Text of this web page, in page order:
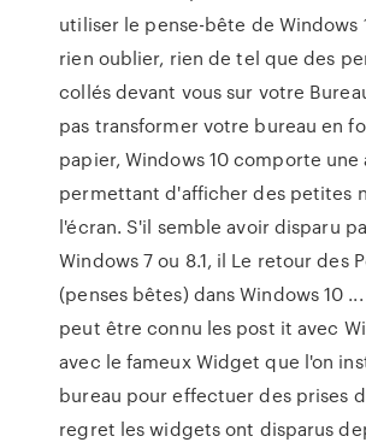
utiliser le pense-bête de Windows
rien oublier, rien de tel que des
collés devant vous sur votre
pas transformer votre bureau en
papier, Windows 10 comporte
permettant d'afficher des petites
l'écran. S'il semble avoir disparu
Windows 7 ou 8.1, il Le retour des
(penses bêtes) dans Windows 10
peut être connu les post it avec
avec le fameux Widget que l'on
bureau pour effectuer des prises
regret les widgets ont disparus